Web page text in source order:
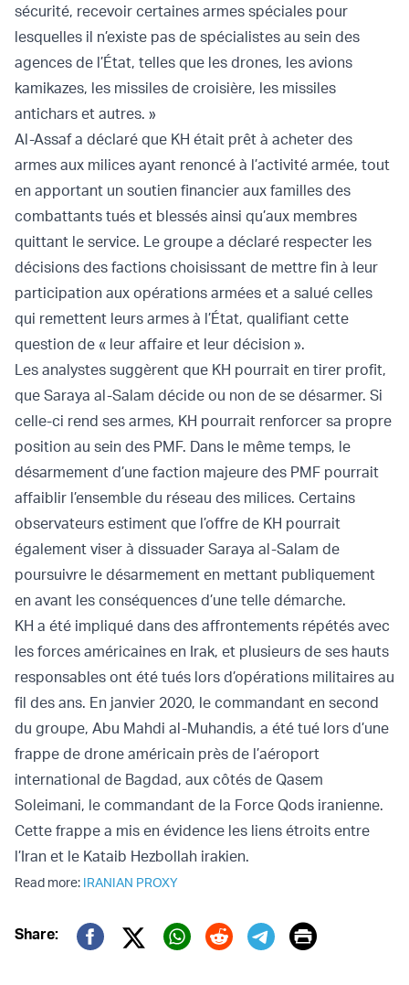
sécurité, recevoir certaines armes spéciales pour
lesquelles il n’existe pas de spécialistes au sein des
agences de l’État, telles que les drones, les avions
kamikazes, les missiles de croisière, les missiles
antichars et autres. »
Al-Assaf a déclaré que KH était prêt à acheter des
armes aux milices ayant renoncé à l’activité armée, tout
en apportant un soutien financier aux familles des
combattants tués et blessés ainsi qu’aux membres
quittant le service. Le groupe a déclaré respecter les
décisions des factions choisissant de mettre fin à leur
participation aux opérations armées et a salué celles
qui remettent leurs armes à l’État, qualifiant cette
question de « leur affaire et leur décision ».
Les analystes suggèrent que KH pourrait en tirer profit,
que Saraya al-Salam décide ou non de se désarmer. Si
celle-ci rend ses armes, KH pourrait renforcer sa propre
position au sein des PMF. Dans le même temps, le
désarmement d’une faction majeure des PMF pourrait
affaiblir l’ensemble du réseau des milices. Certains
observateurs estiment que l’offre de KH pourrait
également viser à dissuader Saraya al-Salam de
poursuivre le désarmement en mettant publiquement
en avant les conséquences d’une telle démarche.
KH a été impliqué dans des affrontements répétés avec
les forces américaines en Irak, et plusieurs de ses hauts
responsables ont été tués lors d’opérations militaires au
fil des ans. En janvier 2020, le commandant en second
du groupe, Abu Mahdi al-Muhandis, a été tué lors d’une
frappe de drone américain près de l’aéroport
international de Bagdad, aux côtés de Qasem
Soleimani, le commandant de la Force Qods iranienne.
Cette frappe a mis en évidence les liens étroits entre
l’Iran et le Kataib Hezbollah irakien.
Read more: IRANIAN PROXY
Share:
Twitter (X)
Print